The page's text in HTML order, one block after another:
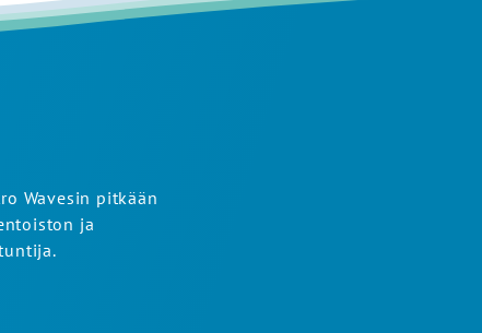
Wavesin pitkään
ja